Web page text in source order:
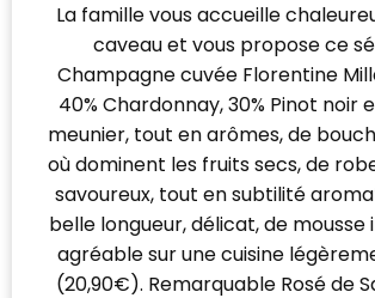
La famille vous accueille
caveau et vous propose ce
Champagne cuvée Florentine
40% Chardonnay, 30% Pinot noir
meunier, tout en arômes, de
où dominent les fruits secs, de
savoureux, tout en subtilité
belle longueur, délicat, de mousse
agréable sur une cuisine
(20,90€). Remarquable Rosé de